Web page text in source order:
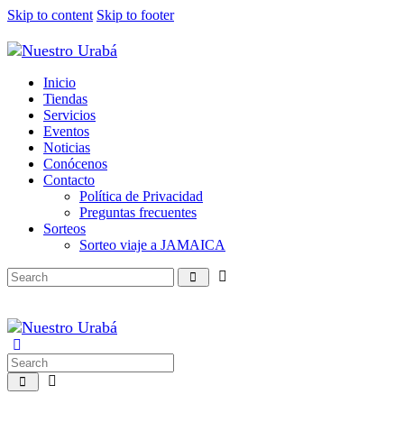
Skip to content Skip to footer
Inicio
Tiendas
Servicios
Eventos
Noticias
Conócenos
Contacto
Política de Privacidad
Preguntas frecuentes
Sorteos
Sorteo viaje a JAMAICA